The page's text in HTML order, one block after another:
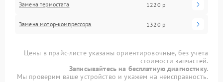
Замена термостата 1220 р
Замена мотор-компрессора 1320 р
Цены в прайс-листе указаны ориентировочные, без учета
стоимости запчастей.
Записывайтесь на бесплатную диагностику.
Мы проверим ваше устройство и укажем на неисправность.